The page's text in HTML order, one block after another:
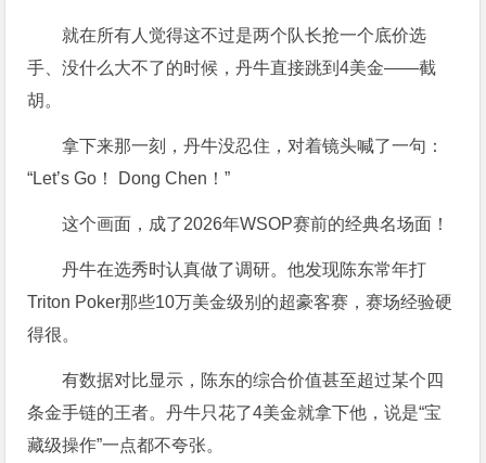
就在所有人觉得这不过是两个队长抢一个底价选
手、没什么大不了的时候，丹牛直接跳到4美金——截
胡。
拿下来那一刻，丹牛没忍住，对着镜头喊了一句：
“Let’s Go！ Dong Chen！”
这个画面，成了2026年WSOP赛前的经典名场面！
丹牛在选秀时认真做了调研。他发现陈东常年打
Triton Poker那些10万美金级别的超豪客赛，赛场经验硬
得很。
有数据对比显示，陈东的综合价值甚至超过某个四
条金手链的王者。丹牛只花了4美金就拿下他，说是“宝
藏级操作”一点都不夸张。